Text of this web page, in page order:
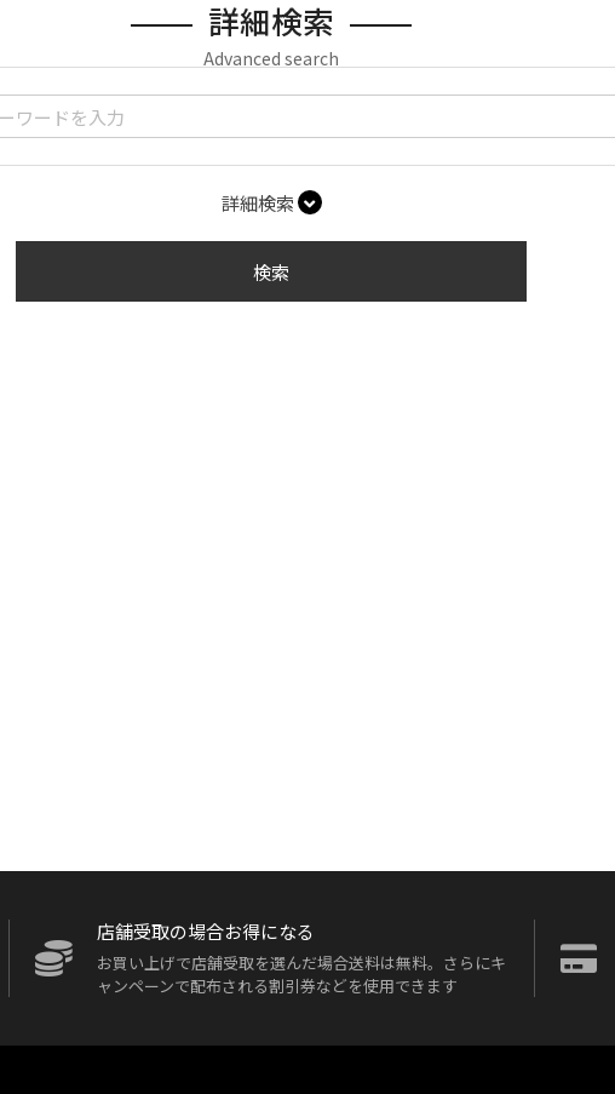
詳細検索
Advanced search
詳細検索
検索
店舗受取の場合お得になる
お買い上げで店舗受取を選んだ場合送料は無料。さらにキ
ャンペーンで配布される割引券などを使用できます